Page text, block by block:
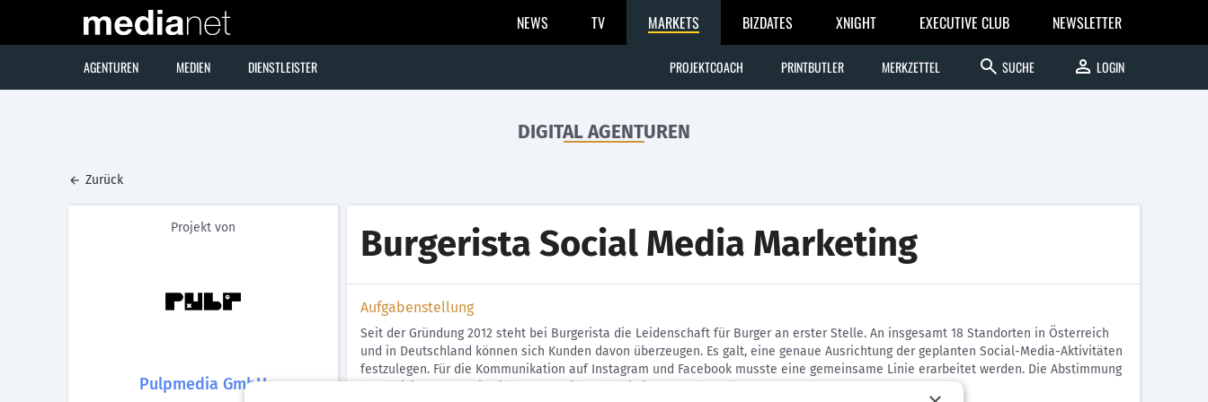
NEWS TV MARKETS BIZDATES XNIGHT EXECUTIVE CLUB NEWSLETTER
AGENTUREN MEDIEN DIENSTLEISTER PROJEKTCOACH PRINTBUTLER MERKZETTEL search SUCHE person LOGIN
DIGITAL AGENTUREN
Zurück
Projekt von
Pulpmedia GmbH
Burgerista Social Media Marketing
Aufgabenstellung
Seit der Gründung 2012 steht bei Burgerista die Leidenschaft für Burger an erster Stelle. An insgesamt 18 Standorten in Österreich
und in Deutschland können sich Kunden davon überzeugen. Es galt, eine genaue Ausrichtung der geplanten Social-Media-Aktivitäten
festzulegen. Für die Kommunikation auf Instagram und Facebook musste eine gemeinsame Linie erarbeitet werden. Die Abstimmung